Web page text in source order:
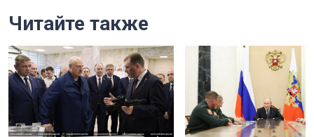
Читайте также